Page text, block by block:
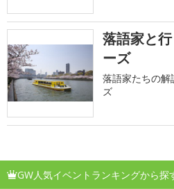
落語家と
ーズ
落語家たちの
ズ
GW人気イベントランキングから探